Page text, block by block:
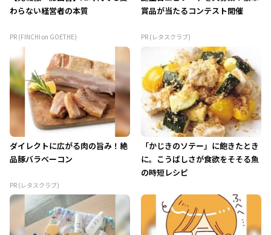
わらない経営者の本質
PR (FINCHI on GOETHE)
賞品が当たるコンテスト開催
PR (レタスクラブ)
ダイレクトに広がる肉の旨み！絶
品豚バラベーコン
PR (レタスクラブ)
「かじきのソテー」に飽きたとき
に。こうばしさが食欲をそそる魚
の時短レシピ